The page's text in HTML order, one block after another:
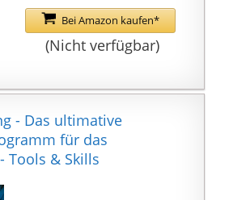
zur Verbesserung der
Gesundheit, das Ihrem
Zweck dient.
anderen bootfähigen
Apps leitet diese App
nicht online um,
sondern liest Ihren
Bei Amazon kaufen*
(Nicht verfügbar)
- Das ultimative
für das
Tools & Skills